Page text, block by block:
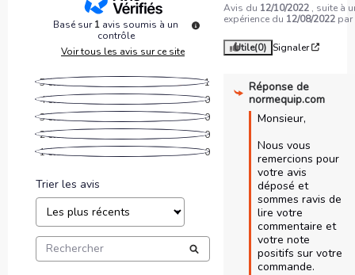
Basé sur1 avis soumis à un
contrôle
Voir tous les avis sur ce site
5étoiles
1
4étoiles
0
3étoiles
0
2étoiles
0
1étoile 0
Trier les avis
Avis du 12/10/2022 , suite à
expérience du 12/08/2022 par
Utile(0) Signaler
Réponse de
normequip.com
Monsieur,
Nous vous
remercions pour
votre avis
déposé et
sommes ravis de
lire votre
commentaire et
votre note
positifs sur votre
commande.